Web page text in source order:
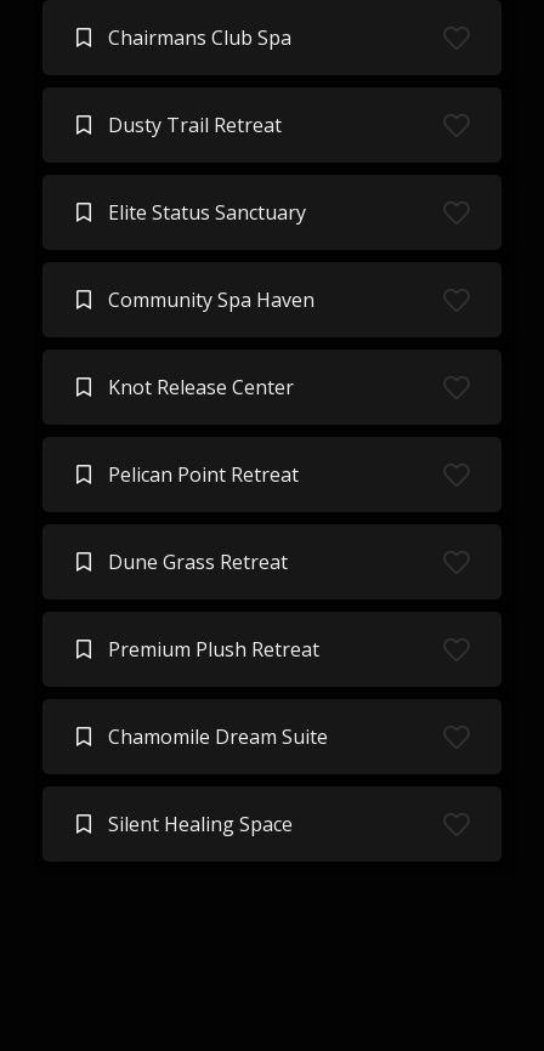
Chairmans Club Spa
Dusty Trail Retreat
Elite Status Sanctuary
Community Spa Haven
Knot Release Center
Pelican Point Retreat
Dune Grass Retreat
Premium Plush Retreat
Chamomile Dream Suite
Silent Healing Space